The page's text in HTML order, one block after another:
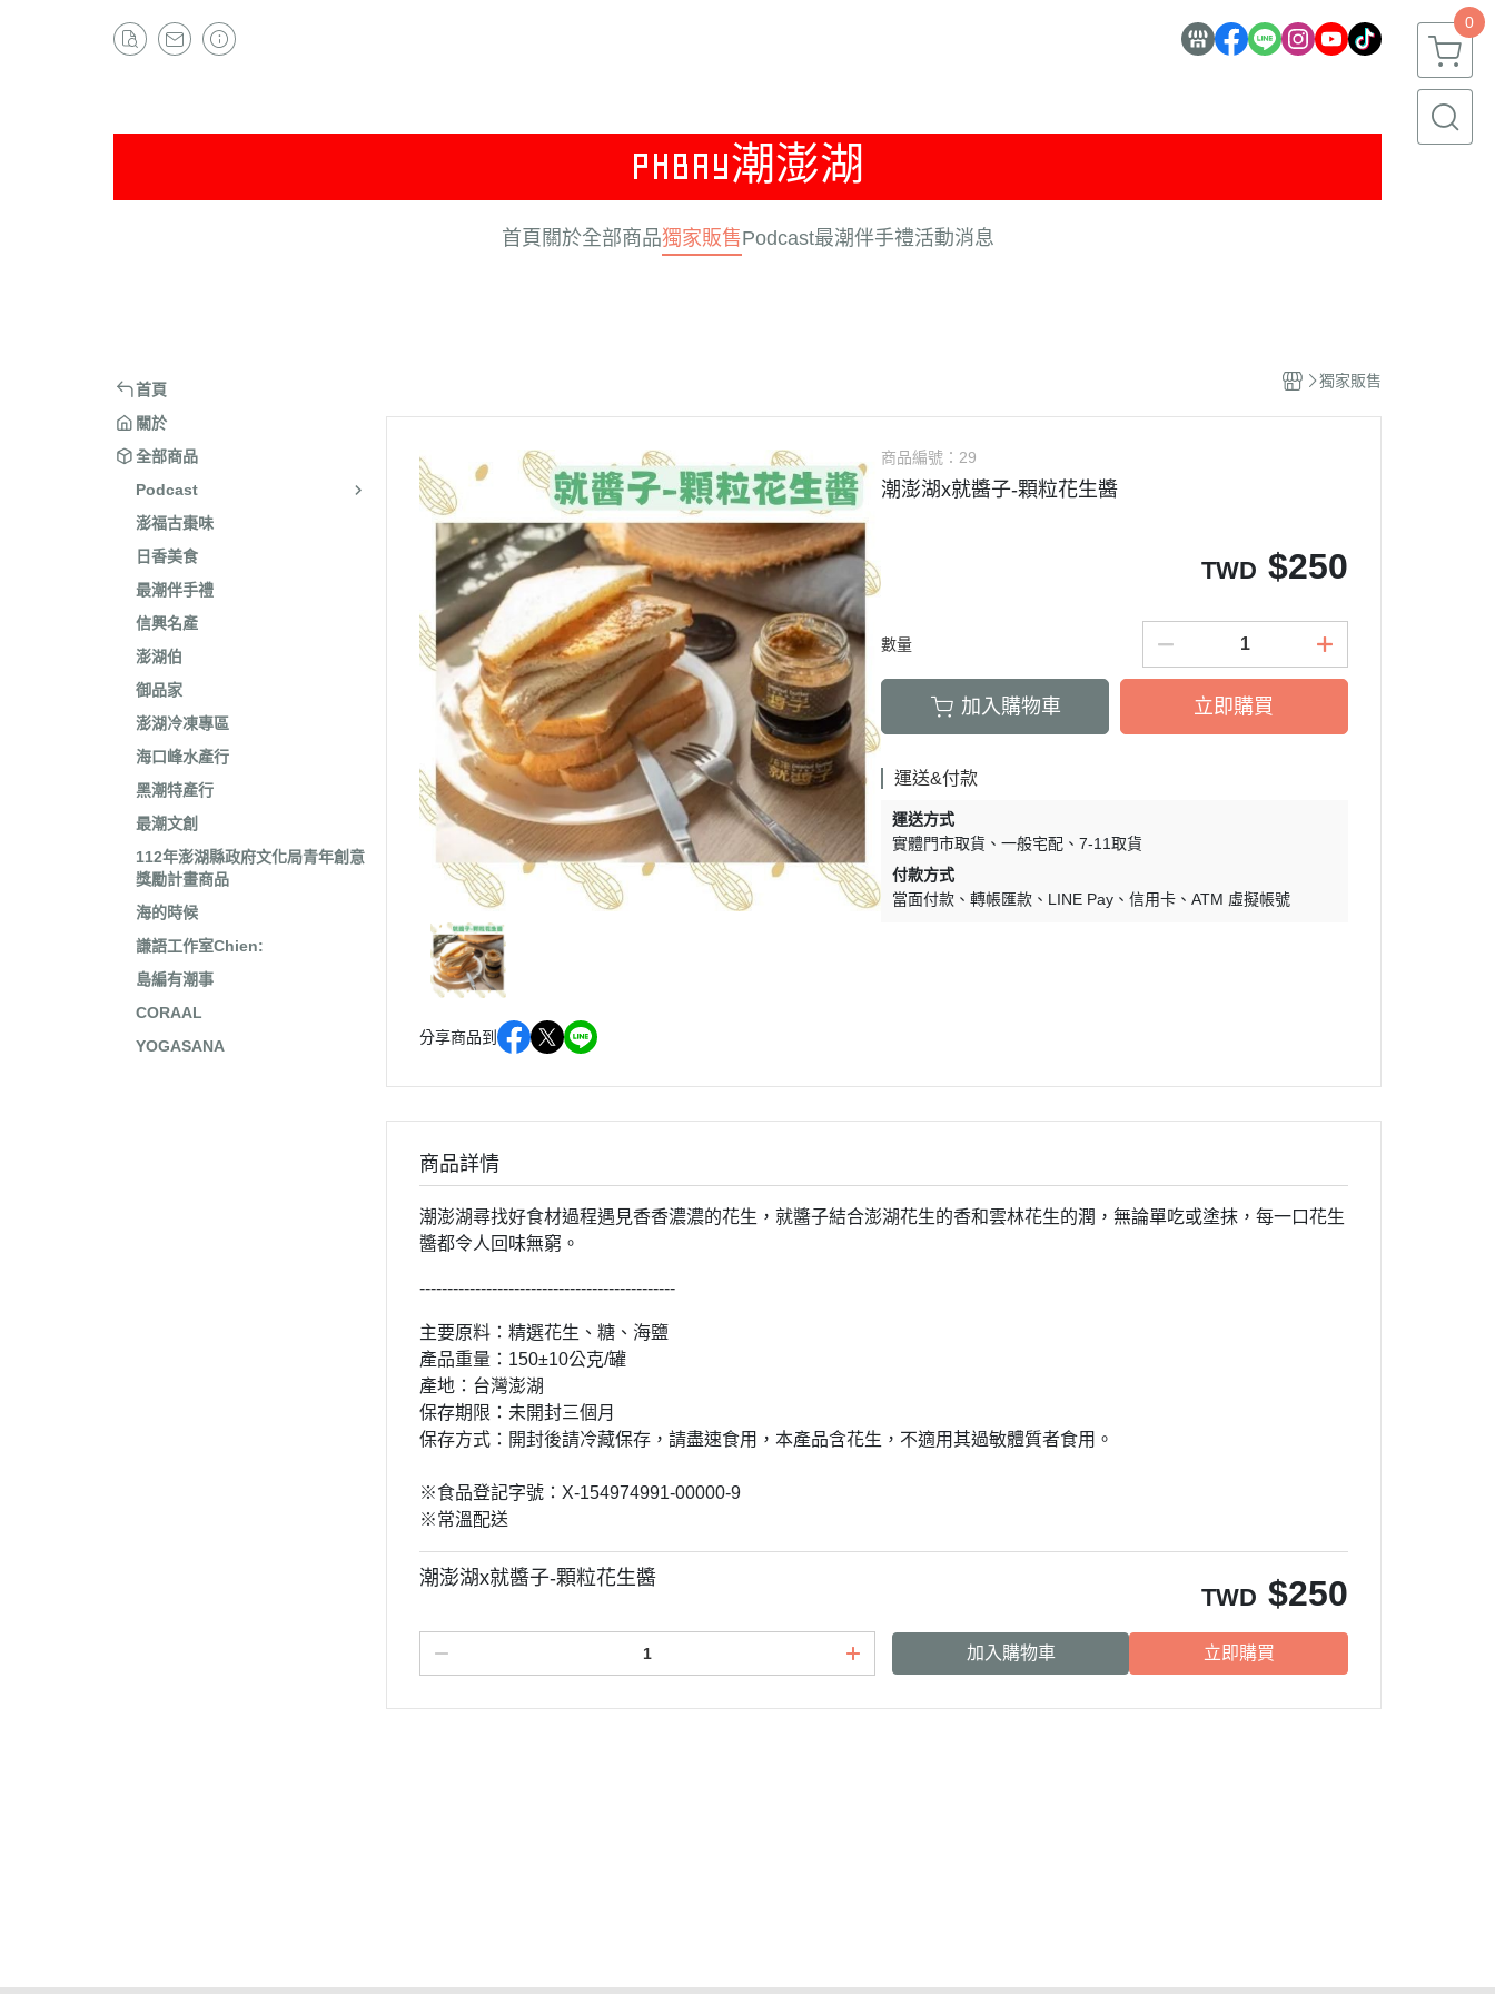
0
PHBAY潮澎湖
首頁 關於全部商品獨家販售Podcast最潮伴手禮活動消息
首頁
關於
全部商品
Podcast
澎福古棗味
日香美食
最潮伴手禮
信興名產
澎湖伯
御品家
澎湖冷凍專區
海口峰水產行
黑潮特產行
最潮文創
112年澎湖縣政府文化局青年創意
獎勵計畫商品
海的時候
謙語工作室Chien:
島編有潮事
CORAAL
YOGASANA
獨家販售
分享商品到
商品編號： 29
潮澎湖x就醬子-顆粒花生醬
TWD $250
數量
加入購物車 立即購買
運送&付款
運送方式
實體門市取貨
一般宅配
7-11取貨
付款方式
當面付款
轉帳匯款 LINE Pay 信用卡 ATM 虛擬帳號
商品詳情
潮澎湖尋找好食材過程遇見香香濃濃的花生，就醬子結合澎湖花生的香和雲林花生的潤，無論單吃或塗抹，每一口花生
醬都令人回味無窮。
----------------------------------------------
主要原料：精選花生、糖、海鹽
產品重量：150±10公克/罐
產地：台灣澎湖
保存期限：未開封三個月
保存方式：開封後請冷藏保存，請盡速食用，本產品含花生，不適用其過敏體質者食用。
※食品登記字號：X-154974991-00000-9
※常溫配送
潮澎湖x就醬子-顆粒花生醬
TWD $250
加入購物車 立即購買